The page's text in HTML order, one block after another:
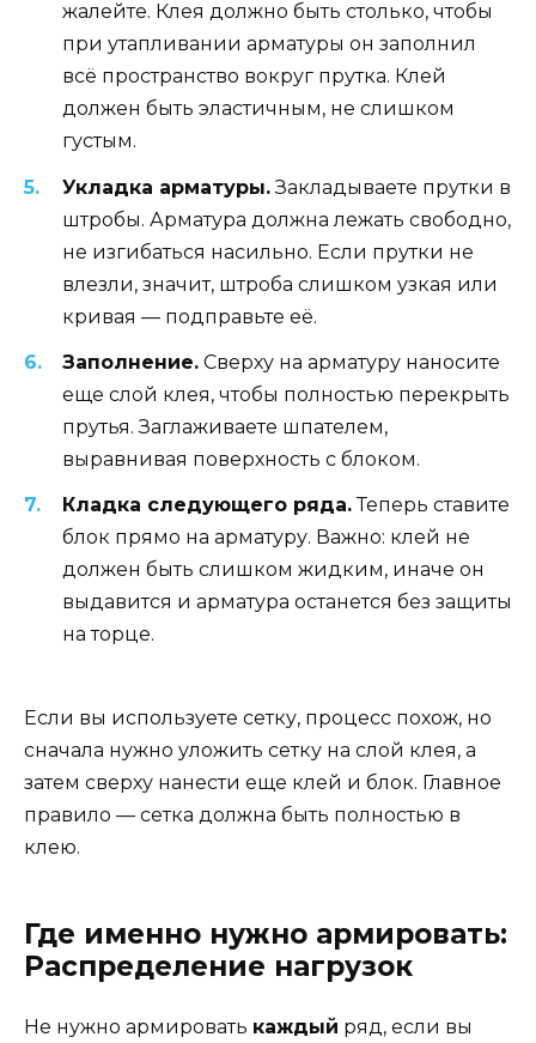
жалейте. Клея должно быть столько, чтобы
при утапливании арматуры он заполнил
всё пространство вокруг прутка. Клей
должен быть эластичным, не слишком
густым.
Укладка арматуры.Закладываете прутки в
штробы. Арматура должна лежать свободно,
не изгибаться насильно. Если прутки не
влезли, значит, штроба слишком узкая или
кривая — подправьте её.
Заполнение. Сверху на арматуру наносите
еще слой клея, чтобы полностью перекрыть
прутья. Заглаживаете шпателем,
выравнивая поверхность с блоком.
Кладка следующего ряда.Теперь ставите
блок прямо на арматуру. Важно: клей не
должен быть слишком жидким, иначе он
выдавится и арматура останется без защиты
на торце.
Если вы используете сетку, процесс похож, но
сначала нужно уложить сетку на слой клея, а
затем сверху нанести еще клей и блок. Главное
правило — сетка должна быть полностью в
клею.
Где именно нужно армировать:
Распределение нагрузок
Не нужно армировать каждый ряд, если вы